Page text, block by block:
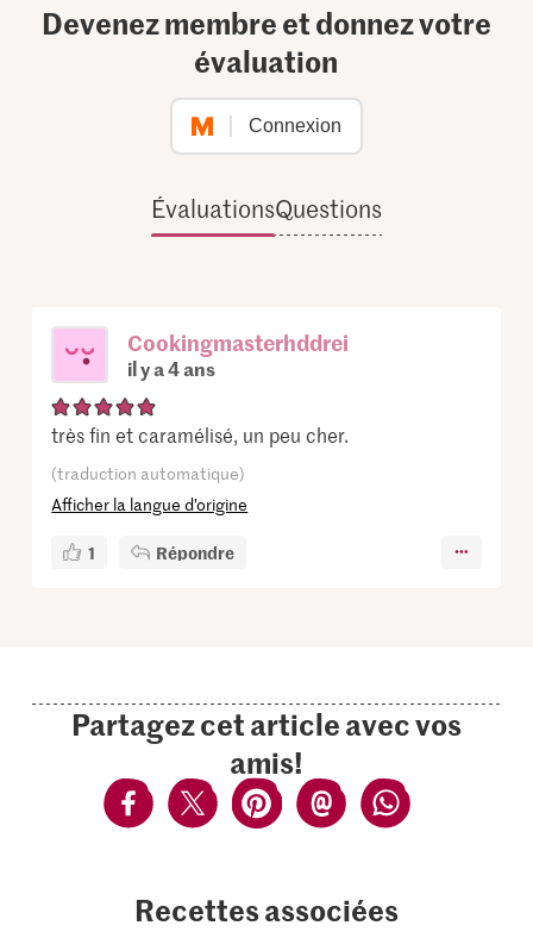
Devenez membre et donnez votre
évaluation
Connexion
ÉvaluationsQuestions
Cookingmasterhddrei
il y a 4 ans
très fin et caramélisé, un peu cher.
(traduction automatique)
Afficher la langue d’origine
1 Répondre
Partagez cet article avec vos
amis!
Recettes associées